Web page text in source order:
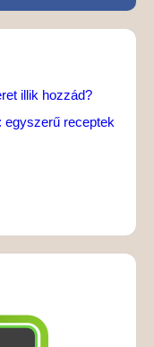
illik hozzád?
egyszerű receptek